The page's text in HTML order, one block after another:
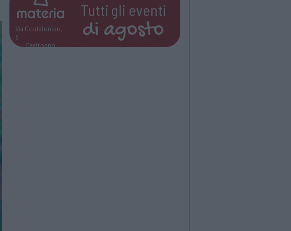
Via Confalonieri,
5
Castronno
Tutti gli eventi
di agosto